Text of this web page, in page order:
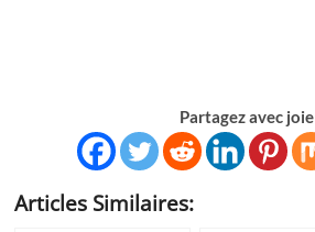
Partagez avec joie
Articles Similaires: